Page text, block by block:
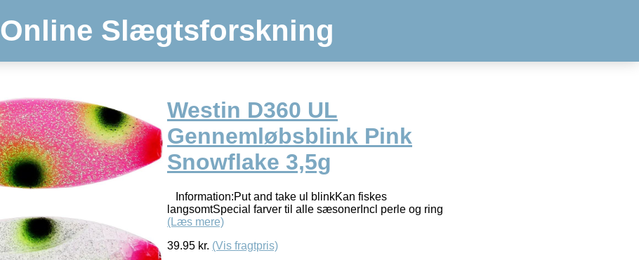
Online Slægtsforskning
Westin D360 UL
Gennemløbsblink Pink
Snowflake 3,5g
Information:Put and take ul blinkKan fiskes
langsomtSpecial farver til alle sæsonerIncl perle og ring
(Læs mere)
39.95 kr. (Vis fragtpris)